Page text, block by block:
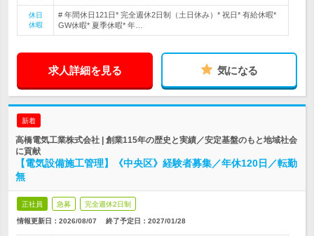
休日
休暇
# 年間休日121日* 完全週休2日制（土日休み）* 祝日* 有給休暇*
GW休暇* 夏季休暇* 年…
求人詳細を見る 気になる
新着
高橋電気工業株式会社 | 創業115年の歴史と実績／安定基盤のもと地域社会
に貢献
【電気設備施工管理】《中央区》経験者募集／年休120日／転勤
無
正社員 急募 完全週休2日制
情報更新日：2026/08/07 終了予定日： 2027/01/28